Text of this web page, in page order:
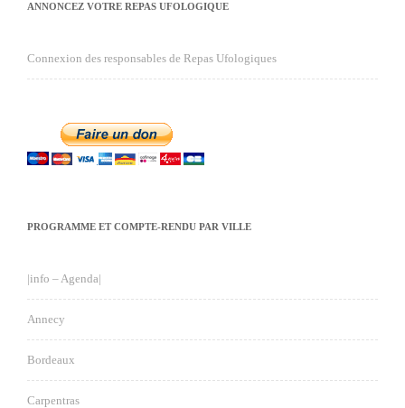
ANNONCEZ VOTRE REPAS UFOLOGIQUE
Connexion des responsables de Repas Ufologiques
PROGRAMME ET COMPTE-RENDU PAR VILLE
|info – Agenda|
Annecy
Bordeaux
Carpentras